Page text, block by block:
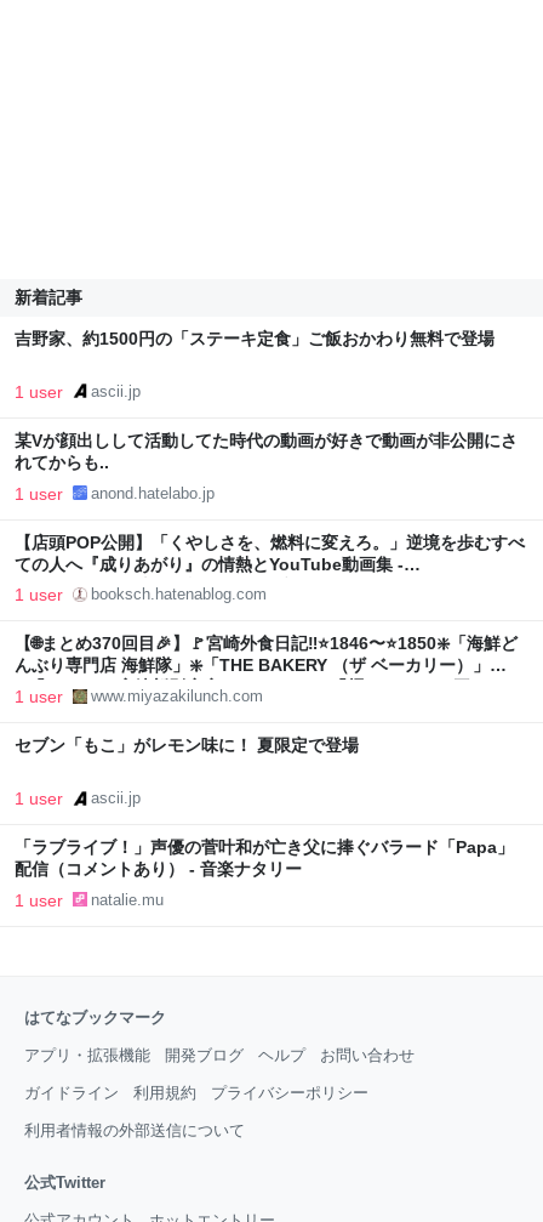
新着記事
吉野家、約1500円の「ステーキ定食」ご飯おかわり無料で登場
1 user ascii.jp
某Vが顔出しして活動してた時代の動画が好きで動画が非公開にさ
れてからも..
1 user anond.hatelabo.jp
【店頭POP公開】「くやしさを、燃料に変えろ。」逆境を歩むすべ
ての人へ『成りあがり』の情熱とYouTube動画集 -
BooksChannel本屋物語 | はてなブログver.
1 user booksch.hatenablog.com
【🌐まとめ370回目🎉】🚩宮崎外食日記‼️⭐️1846〜⭐️1850❇️「海鮮ど
んぶり専門店 海鮮隊」❇️「THE BAKERY （ザ ベーカリー）」
❇️「スシロー 宮崎新別府店(デジロー)」❇️「麺ごころ にし平」
❇️「FamilyMart日ノ出町店」 - ❇️宮崎外食日記❇️
1 user www.miyazakilunch.com
セブン「もこ」がレモン味に！ 夏限定で登場
1 user ascii.jp
「ラブライブ！」声優の菅叶和が亡き父に捧ぐバラード「Papa」
配信（コメントあり） - 音楽ナタリー
1 user natalie.mu
はてなブックマーク
アプリ・拡張機能 開発ブログ ヘルプ お問い合わせ
ガイドライン 利用規約 プライバシーポリシー
利用者情報の外部送信について
公式Twitter